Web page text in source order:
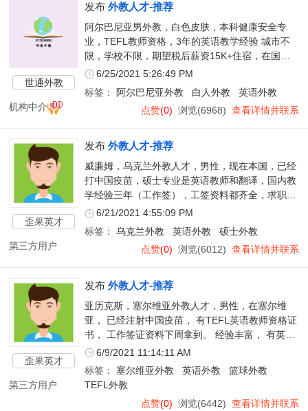
世通外教
机构中介
发布 外教人才-推荐
阿尔巴尼亚男外教，白色皮肤，本科健康安全专
业，TEFL教师资格，3年的英语教学经验 城市不
限，学校不限，期望税后薪资15K+住宿，在国
外，已经注射中国疫苗，9月到岗。
6/25/2021 5:26:49 PM
标签：
阿尔巴尼亚外教 白人外教
英语外教
点赞(0) 浏览(6968) 查看详情并联系
歪果英才
第三方用户
发布 外教人才-推荐
威廉姆，乌克兰外教人才，男性，现在本国，已经
打中国疫苗，硕士专业是英语教师和翻译，国内教
学经验三年（工作签），工签资料都齐全，求职地
不限。
6/21/2021 4:55:09 PM
标签： 乌克兰外教 英语外教
硕士外教
点赞(0) 浏览(6012) 查看详情并联系
歪果英才
第三方用户
发布 外教人才-推荐
亚历克斯，塞尔维亚外教人才，男性，在塞尔维
亚， 已经注射中国疫苗， 有TEFL英语教师资格证
书， 工作签证资料下周拿到。 经验丰富， 有英语
+篮球经验， 发音很棒 想工签入境。
6/9/2021 11:14:11 AM
标签： 塞尔维亚外教 英语外教
篮球外教
TEFL外教
点赞(0) 浏览(6442) 查看详情并联系